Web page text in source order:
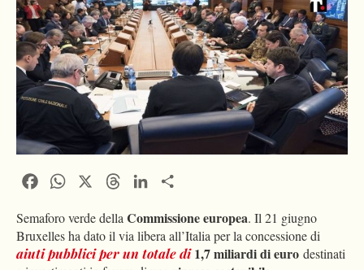
FacebookWhatsApp ThreadsLinkedIn
Semaforo verde dellaCommissione europea. Il 21 giugno
Bruxelles ha dato il via libera all’Italia per la concessione di
aiuti pubbliciper un totale di1,7 miliardi di euro destinati